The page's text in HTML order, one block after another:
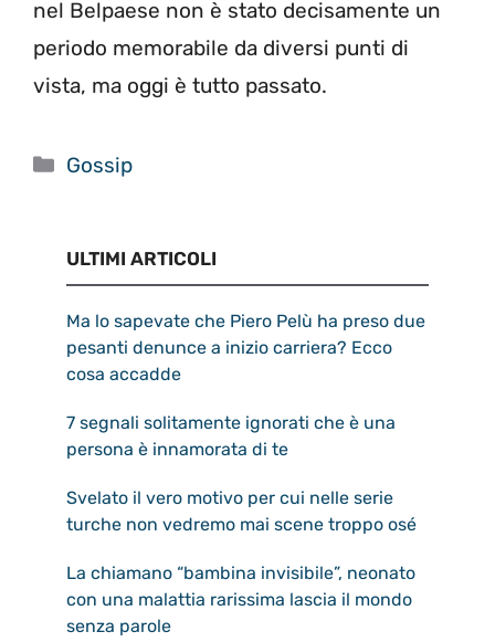
nel Belpaese non è stato decisamente un
periodo memorabile da diversi punti di
vista, ma oggi è tutto passato.
Categorie
Gossip
ULTIMI ARTICOLI
Ma lo sapevate che Piero Pelù ha preso due
pesanti denunce a inizio carriera? Ecco
cosa accadde
7 segnali solitamente ignorati che è una
persona è innamorata di te
Svelato il vero motivo per cui nelle serie
turche non vedremo mai scene troppo osé
La chiamano “bambina invisibile”, neonato
con una malattia rarissima lascia il mondo
senza parole